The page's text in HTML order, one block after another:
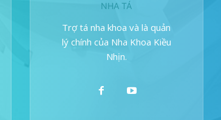
NHA TÁ
Trợ tá nha khoa và là quản
lý chính của Nha Khoa Kiều
Nhịn.